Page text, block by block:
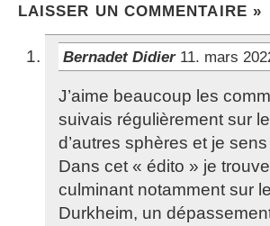
LAISSER UN COMMENTAIRE »
Bernadet Didier 11. mars
J’aime beaucoup les
suivais régulièrement sur
d’autres sphères et je
Dans cet « édito » je
culminant notamment sur
Durkheim, un